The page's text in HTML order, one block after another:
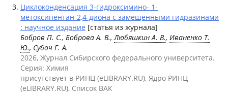
Циклоконденсация 3-гидроксимино- 1-
метоксипентан-2,4-диона с замещёнными гидразинами
: научное издание [статья из журнала]
Бобров П. С., Боброва А. В.,Любяшкин А. В., Иваненко Т.
Ю., Субоч Г. А.
2026, Журнал Сибирского федерального университета.
Серия: Химия
присутствует в РИНЦ (eLIBRARY.RU), Ядро РИНЦ
(eLIBRARY.RU), Список ВАК